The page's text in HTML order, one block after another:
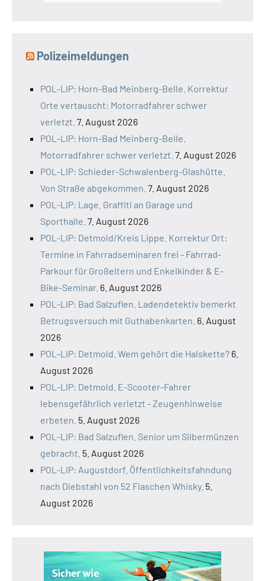
Polizeimeldungen
POL-LIP: Horn-Bad Meinberg-Belle. Korrektur
Orte vertauscht: Motorradfahrer schwer
verletzt. 7. August 2026
POL-LIP: Horn-Bad Meinberg-Belle.
Motorradfahrer schwer verletzt. 7. August 2026
POL-LIP: Schieder-Schwalenberg-Glashütte.
Von Straße abgekommen. 7. August 2026
POL-LIP: Lage. Graffiti an Garage und
Sporthalle. 7. August 2026
POL-LIP: Detmold/Kreis Lippe. Korrektur Ort:
Termine in Fahrradseminaren frei - Fahrrad-
Parkour für Großeltern und Enkelkinder & E-
Bike-Seminar. 6. August 2026
POL-LIP: Bad Salzuflen. Ladendetektiv bemerkt
Betrugsversuch mit Guthabenkarten. 6. August
2026
POL-LIP: Detmold. Wem gehört die Halskette? 6.
August 2026
POL-LIP: Detmold. E-Scooter-Fahrer
lebensgefährlich verletzt - Zeugenhinweise
erbeten. 5. August 2026
POL-LIP: Bad Salzuflen. Senior um Silbermünzen
gebracht. 5. August 2026
POL-LIP: Augustdorf. Öffentlichkeitsfahndung
nach Diebstahl von 52 Flaschen Whisky. 5.
August 2026